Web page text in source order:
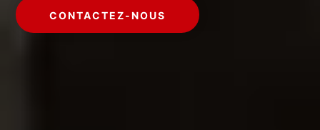
CONTACTEZ-NOUS